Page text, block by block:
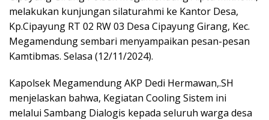
melakukan kunjungan silaturahmi ke Kantor Desa,
Kp.Cipayung RT 02 RW 03 Desa Cipayung Girang, Kec.
Megamendung sembari menyampaikan pesan-pesan
Kamtibmas. Selasa (12/11/2024).
Kapolsek Megamendung AKP Dedi Hermawan,.SH
menjelaskan bahwa, Kegiatan Cooling Sistem ini
melalui Sambang Dialogis kepada seluruh warga desa